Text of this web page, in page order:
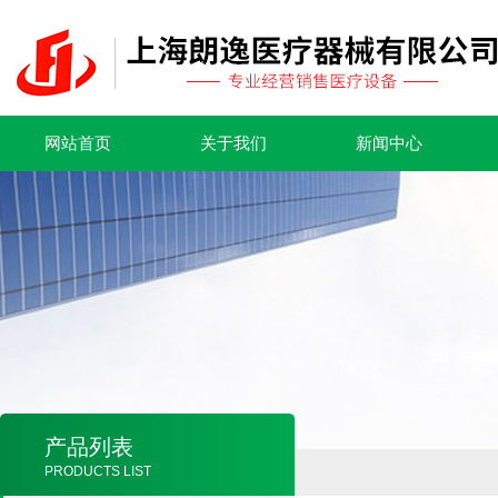
网站首页 关于我们 新闻中心
产品列表
PRODUCTS LIST